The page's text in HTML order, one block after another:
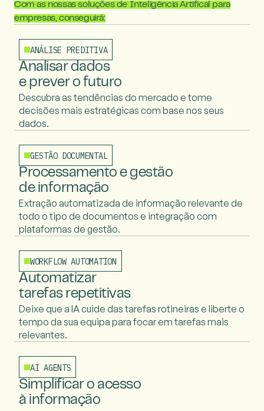
Com as nossas soluções de Inteligência Artifical para
empresas, conseguirá:
ANÁLISE PREDITIVA
Analisar dados
e prever o futuro
Descubra as tendências do mercado e tome
decisões mais estratégicas com base nos seus
dados.
GESTÃO DOCUMENTAL
Processamento e gestão
de informação
Extração automatizada de informação relevante de
todo o tipo de documentos e integração com
plataformas de gestão.
WORKFLOW AUTOMATION
Automatizar
tarefas repetitivas
Deixe que a IA cuide das tarefas rotineiras e liberte o
tempo da sua equipa para focar em tarefas mais
relevantes.
AI AGENTS
Simplificar o acesso
à informação